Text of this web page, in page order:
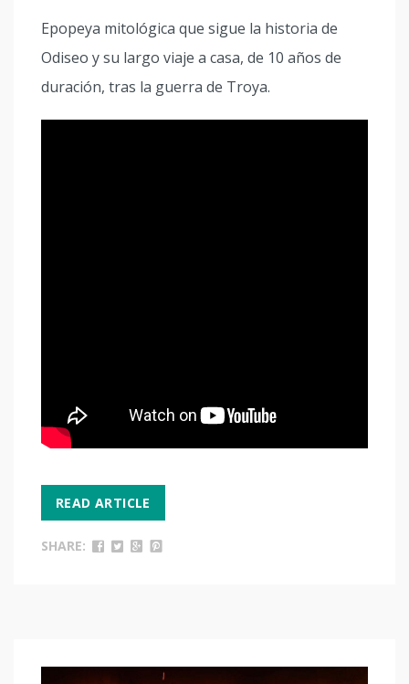
Epopeya mitológica que sigue la historia de
Odiseo y su largo viaje a casa, de 10 años de
duración, tras la guerra de Troya.
READ ARTICLE
SHARE: